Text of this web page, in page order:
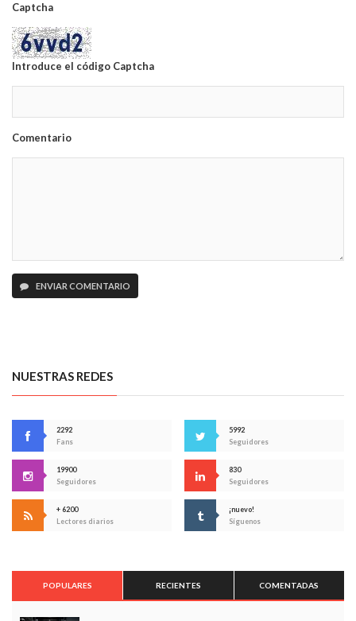
Captcha
Introduce el código Captcha
Comentario
ENVIAR COMENTARIO
NUESTRAS REDES
2292
Fans
5992
Seguidores
19900
Seguidores
830
Seguidores
+ 6200
Lectores diarios
¡nuevo!
Síguenos
POPULARES RECIENTES COMENTADAS